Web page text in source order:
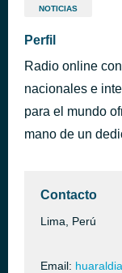
NOTICIAS
Perfil
Radio online
nacionales e
para el mundo
mano de un
Contacto
Lima, Perú
Email: